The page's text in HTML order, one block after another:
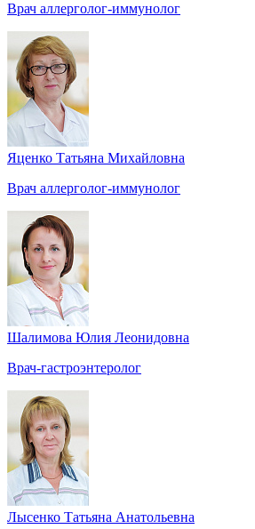
Врач аллерголог-иммунолог
Яценко Татьяна Михайловна
Врач аллерголог-иммунолог
Шалимова Юлия Леонидовна
Врач-гастроэнтеролог
Лысенко Татьяна Анатольевна